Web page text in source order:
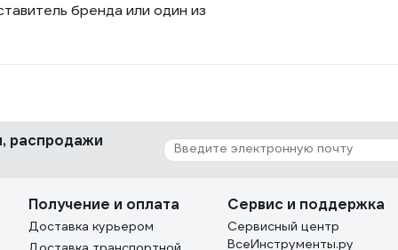
бренда или один из
распродажи
Получение и оплата
Доставка курьером
Сервис и поддержка
Сервисный центр
ВсеИнструменты.ру